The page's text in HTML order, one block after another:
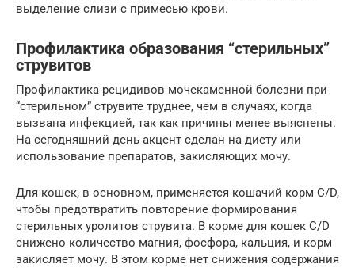
выделение слизи с примесью крови.
Профилактика образования “стерильных”
струвитов
Профилактика рецидивов мочекаменной болезни при
“стерильном” струвите труднее, чем в случаях, когда
вызвана инфекцией, так как причины менее выяснены.
На сегодняшний день акцент сделан на диету или
использование препаратов, закисляющих мочу.
Для кошек, в основном, применяется кошачий корм C/D,
чтобы предотвратить повторение формирования
стерильных уролитов струвита. В корме для кошек C/D
снижено количество магния, фосфора, кальция, и корм
закисляет мочу. В этом корме нет снижения содержания